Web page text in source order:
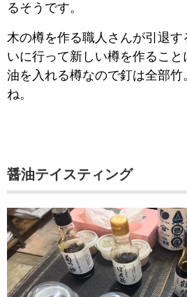
るそうです。
木の樽を作る職人さんが引退
いに行って新しい樽を作るこ
油を入れる樽なので釘は全部竹
ね。
醤油テイスティング